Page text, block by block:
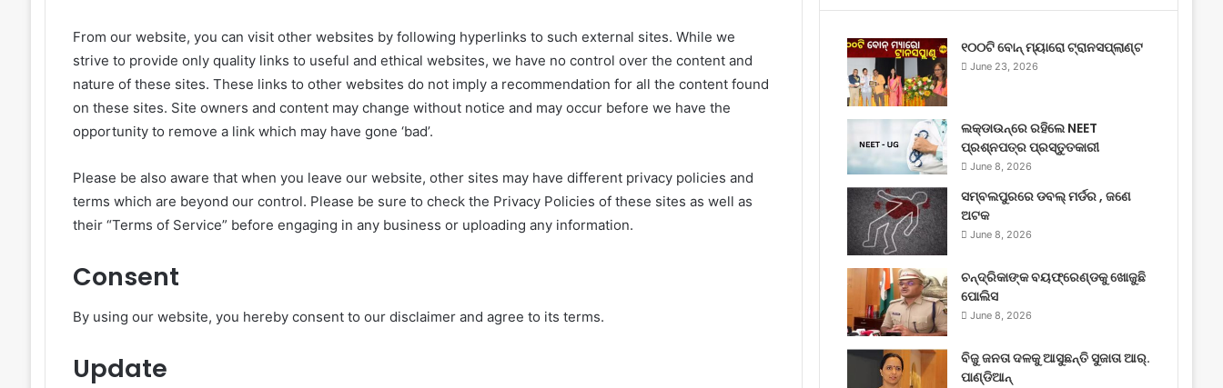
From our website, you can visit other websites by following hyperlinks to such external sites. While we
strive to provide only quality links to useful and ethical websites, we have no control over the content and
nature of these sites. These links to other websites do not imply a recommendation for all the content found
on these sites. Site owners and content may change without notice and may occur before we have the
opportunity to remove a link which may have gone ‘bad’.
Please be also aware that when you leave our website, other sites may have different privacy policies and
terms which are beyond our control. Please be sure to check the Privacy Policies of these sites as well as
their “Terms of Service” before engaging in any business or uploading any information.
Consent
By using our website, you hereby consent to our disclaimer and agree to its terms.
Update
୧୦୦ଟି ବୋନ୍ ମ୍ୟାରୋ ଟ୍ରାନସପ୍ଲାଣ୍ଟ
June 23, 2026
ଲକ୍‌ଡାଉନ୍‌ରେ ରହିଲେ NEET
ପ୍ରଶ୍ନପତ୍ର ପ୍ରସ୍ତୁତକାରୀ
June 8, 2026
ସମ୍ବଲପୁରରେ ଡବଲ୍ ମର୍ଡର , ଜଣେ
ଅଟକ
June 8, 2026
ଚନ୍ଦ୍ରିକାଙ୍କ ବୟଫ୍ରେଣ୍ଡକୁ ଖୋଜୁଛି
ପୋଲିସ
June 8, 2026
ବିଜୁ ଜନତା ଦଳକୁ ଆସୁଛନ୍ତି ସୁଜାତା ଆର୍‌.
ପାଣ୍ଡିଆନ୍